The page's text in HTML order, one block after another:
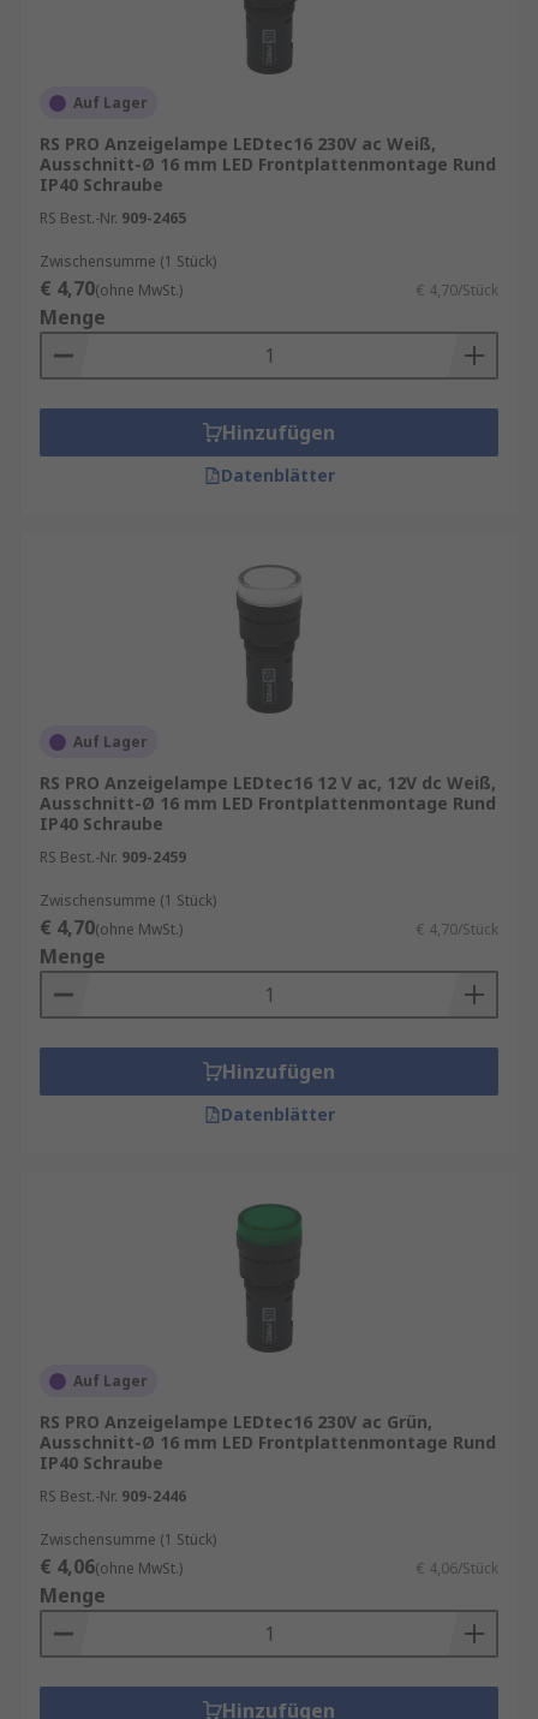
vollständigen Schutz gegen Kontakt (staubdicht)
bieten und bis zu 1 Meter tief in Wasser
Sie sind an verschiedenen Einsatzorten zu finden,
darunter: Automobilbranche,
Automatisierungsgeräte, Telefone,
Zustandspanels, Armaturenbrettbeleuchtung,
Gewerbliche Gebäude.
Infos zu Better World-Produkten
Auf Lager
RS PRO Anzeigelampe LEDtec16 230V ac Weiß,
Ausschnitt-Ø 16 mm LED Frontplattenmontage Rund
IP40 Schraube
RS Best.-Nr. 909-2465
Zwischensumme (1 Stück)
€ 4,70(ohne MwSt.) € 4,70/Stück
Menge
Hinzufügen
Datenblätter
Auf Lager
RS PRO Anzeigelampe LEDtec16 12 V ac, 12V dc Weiß,
Ausschnitt-Ø 16 mm LED Frontplattenmontage Rund
IP40 Schraube
RS Best.-Nr. 909-2459
Zwischensumme (1 Stück)
€ 4,70(ohne MwSt.) € 4,70/Stück
Menge
Hinzufügen
Datenblätter
Auf Lager
RS PRO Anzeigelampe LEDtec16 230V ac Grün,
Ausschnitt-Ø 16 mm LED Frontplattenmontage Rund
IP40 Schraube
RS Best.-Nr. 909-2446
Zwischensumme (1 Stück)
€ 4,06(ohne MwSt.) € 4,06/Stück
Menge
Hinzufügen